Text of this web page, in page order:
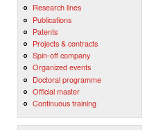
Research lines
Publications
Patents
Projects & contracts
Spin-off company
Organized events
Doctoral programme
Official master
Continuous training